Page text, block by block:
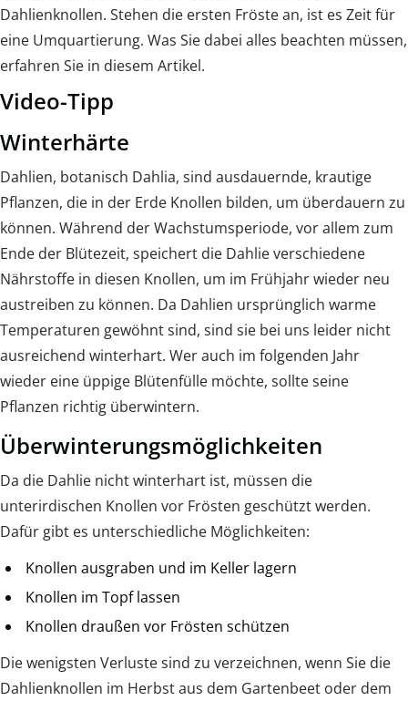
Dahlienknollen. Stehen die ersten Fröste an, ist es Zeit für
eine Umquartierung. Was Sie dabei alles beachten müssen,
erfahren Sie in diesem Artikel.
Video-Tipp
Winterhärte
Dahlien, botanisch Dahlia, sind ausdauernde, krautige
Pflanzen, die in der Erde Knollen bilden, um überdauern zu
können. Während der Wachstumsperiode, vor allem zum
Ende der Blütezeit, speichert die Dahlie verschiedene
Nährstoffe in diesen Knollen, um im Frühjahr wieder neu
austreiben zu können. Da Dahlien ursprünglich warme
Temperaturen gewöhnt sind, sind sie bei uns leider nicht
ausreichend winterhart. Wer auch im folgenden Jahr
wieder eine üppige Blütenfülle möchte, sollte seine
Pflanzen richtig überwintern.
Überwinterungsmöglichkeiten
Da die Dahlie nicht winterhart ist, müssen die
unterirdischen Knollen vor Frösten geschützt werden.
Dafür gibt es unterschiedliche Möglichkeiten:
Knollen ausgraben und im Keller lagern
Knollen im Topf lassen
Knollen draußen vor Frösten schützen
Die wenigsten Verluste sind zu verzeichnen, wenn Sie die
Dahlienknollen im Herbst aus dem Gartenbeet oder dem